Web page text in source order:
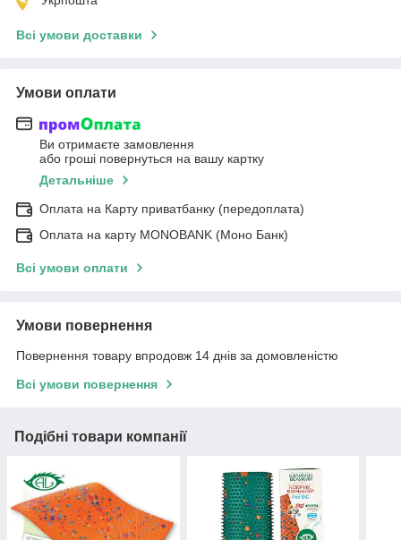
Всі умови доставки
Умови оплати
Ви отримаєте замовлення
або гроші повернуться на вашу картку
Детальніше
Оплата на Карту приватбанку (передоплата)
Оплата на карту MONOBANK (Моно Банк)
Всі умови оплати
Умови повернення
Повернення товару впродовж 14 днів за домовленістю
Всі умови повернення
Подібні товари компанії